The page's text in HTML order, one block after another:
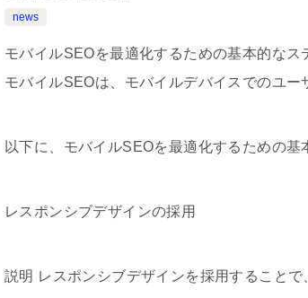
news
モバイルSEOを最適化するための基本的なス
モバイルSEOは、モバイルデバイスでのユー
以下に、モバイルSEOを最適化するための
レスポンシブデザインの採用
説明 レスポンシブデザインを採用すること